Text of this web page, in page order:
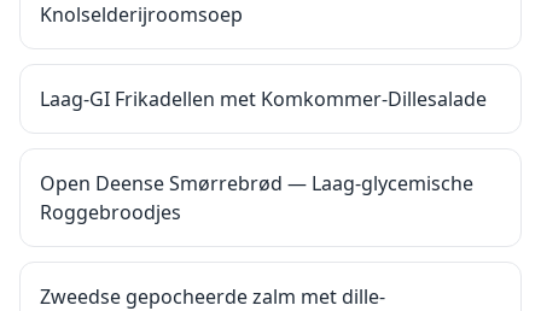
Knolselderijroomsoep
Laag-GI Frikadellen met Komkommer-Dillesalade
Open Deense Smørrebrød — Laag-glycemische
Roggebroodjes
Zweedse gepocheerde zalm met dille-